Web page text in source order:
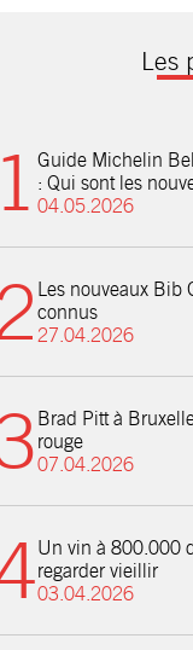
Les
Guide Michelin
: Qui sont les
04.05.2026
Les nouveaux Bib
connus
27.04.2026
Brad Pitt à
rouge
07.04.2026
Un vin à 800.000
regarder vieillir
03.04.2026